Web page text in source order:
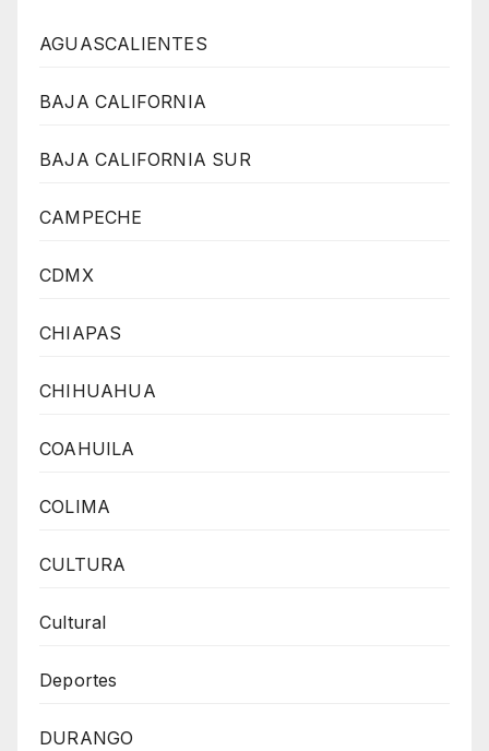
AGUASCALIENTES
BAJA CALIFORNIA
BAJA CALIFORNIA SUR
CAMPECHE
CDMX
CHIAPAS
CHIHUAHUA
COAHUILA
COLIMA
CULTURA
Cultural
Deportes
DURANGO